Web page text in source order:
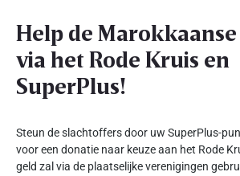
Help de
via het Rode Kruis en
SuperPlus!
Steun de slachtoffers door uw SuperPlus-
voor een donatie naar keuze aan het Rode
geld zal via de plaatselijke verenigingen